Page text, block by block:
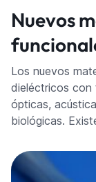
Nuevos
Los nuevos
dieléctricos con
ópticas,
biológicas.